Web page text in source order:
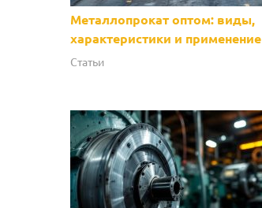
Металлопрокат оптом: виды,
характеристики и применение
Статьи